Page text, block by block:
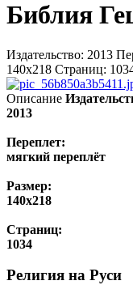
Библия
Издательство: 2013
140х218 Страниц:
Описание
2013
Переплет:
мягкий переплёт
Размер:
140х218
Страниц:
1034
Религия на Руси